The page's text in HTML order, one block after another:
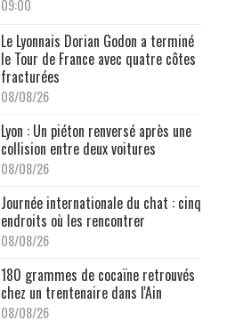
09:00
Le Lyonnais Dorian Godon a terminé
le Tour de France avec quatre côtes
fracturées
08/08/26
Lyon : Un piéton renversé après une
collision entre deux voitures
08/08/26
Journée internationale du chat : cinq
endroits où les rencontrer
08/08/26
180 grammes de cocaïne retrouvés
chez un trentenaire dans l'Ain
08/08/26